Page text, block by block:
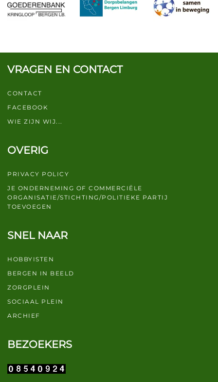
VRAGEN EN CONTACT
CONTACT
FACEBOOK
WIE ZIJN WIJ...
OVERIG
PRIVACY POLICY
JE ONDERNEMING OF COMMERCIËLE
ORGANISATIE/STICHTING/POLITIEKE PARTIJ
TOEVOEGEN
SNEL NAAR
HOBBYISTEN
BERGEN IN BEELD
ZORGPLEIN
SOCIAAL PLEIN
ARCHIEF
BEZOEKERS